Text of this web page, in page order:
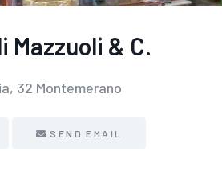
Mazzuoli & C.
32 Montemerano
SEND EMAIL